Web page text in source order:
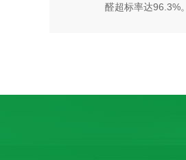
醛超标率达96.3%。